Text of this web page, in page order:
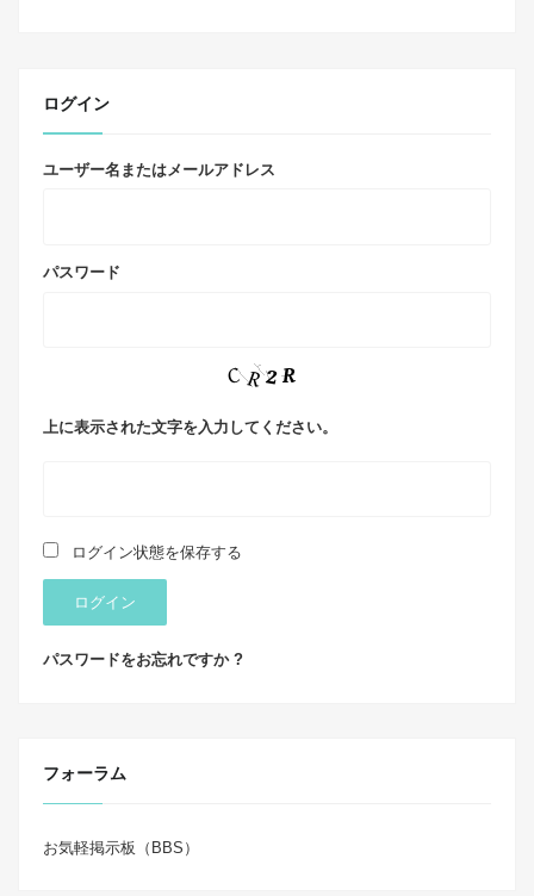
ログイン
ユーザー名またはメールアドレス
パスワード
上に表示された文字を入力してください。
ログイン状態を保存する
ログイン
パスワードをお忘れですか ?
フォーラム
お気軽掲示板（BBS）